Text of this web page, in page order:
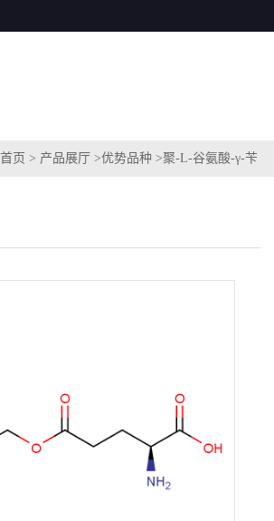
页 > 产品展厅 >优势品种 >聚-L-谷氨酸-γ-苄